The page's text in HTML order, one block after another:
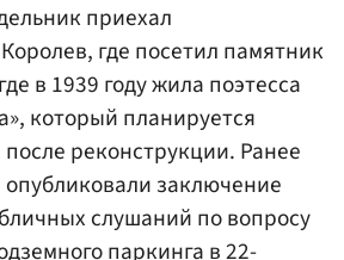
приехал
где посетил памятник
в 1939 году жила поэтесса
который планируется
реконструкции. Ранее
заключение
слушаний по вопросу
паркинга в 22-